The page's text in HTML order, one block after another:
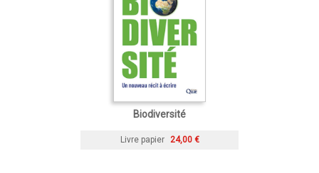
Biodiversité
Livre papier 24,00 €